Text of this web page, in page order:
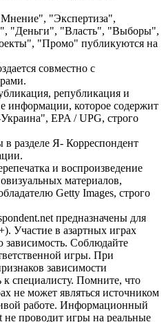
"Экспертиза",
"Деньги", "Власть", "Выборы",
"Промо" публикуются на
совместно с
републикация и
информации, которое содержит
EPA / UPG, строго
в разделе Я- Корреспондент
и воспроизведение
материалов,
Getty Images, строго
предназначены для
Участие в азартных играх
зависимость. Соблюдайте
игры. При
зависимости
к специалисту. Помните, что
не может являться источником
работе. Информационный
не проводит игры на реальные